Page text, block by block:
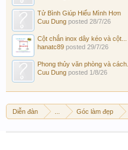
Tử Bình Giúp Hiểu Mình Hơn
Cuu Dung posted 28/7/26
Cột chắn inox dây kéo và cột...
hanatc89 posted 29/7/26
Phong thủy văn phòng và cách...
Cuu Dung posted 1/8/26
Diễn đàn Góc làm đẹp